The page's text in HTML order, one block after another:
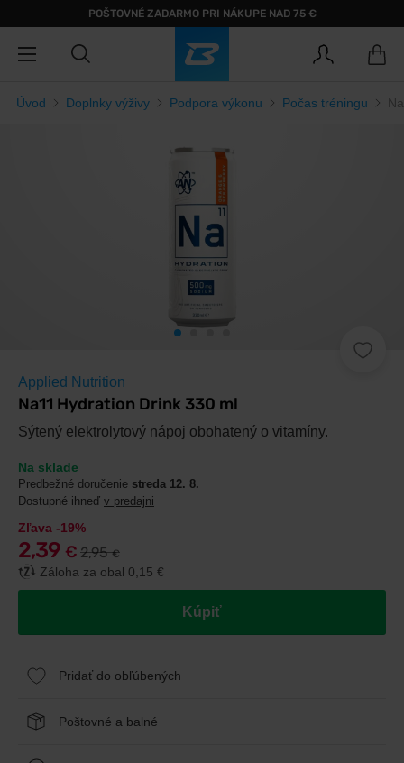
POŠTOVNÉ ZADARMO PRI NÁKUPE NAD 75 €
Úvod Doplnky výživy Podpora výkonu Počas tréningu
Applied Nutrition
Na11 Hydration Drink 330 ml
Sýtený elektrolytový nápoj obohatený o vitamíny.
Na sklade
Predbežné doručenie streda 12. 8.
Dostupné ihneď v predajni
Zľava -19%
2,39 € 2,95€
Záloha za obal 0,15 €
Kúpiť
Pridať do obľúbených
Poštovné a balné